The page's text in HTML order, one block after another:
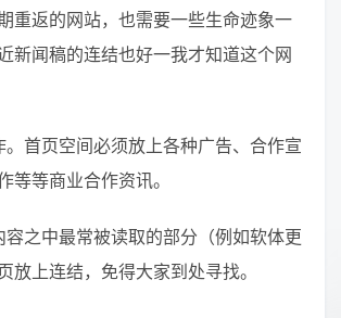
重返的网站，也需要一些生命迹象一
新闻稿的连结也好一我才知道这个网
。首页空间必须放上各种广告、合作宣
等等商业合作资讯。
容之中最常被读取的部分（例如软体更
放上连结，免得大家到处寻找。